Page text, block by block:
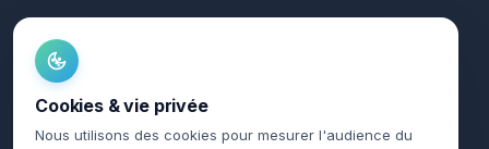
Alternative à Koban
Cookies & vie privée
Nous utilisons des cookies pour mesurer l'audience du